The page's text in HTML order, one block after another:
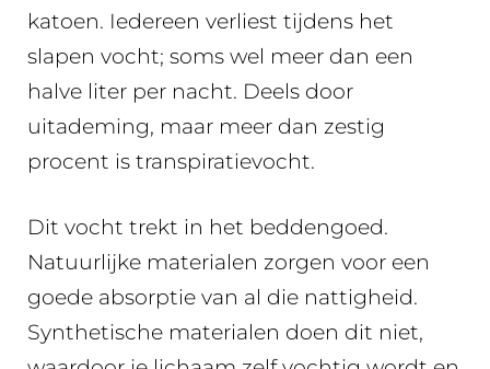
katoen. Iedereen verliest tijdens het
slapen vocht; soms wel meer dan een
halve liter per nacht. Deels door
uitademing, maar meer dan zestig
procent is transpiratievocht.
Dit vocht trekt in het beddengoed.
Natuurlijke materialen zorgen voor een
goede absorptie van al die nattigheid.
Synthetische materialen doen dit niet,